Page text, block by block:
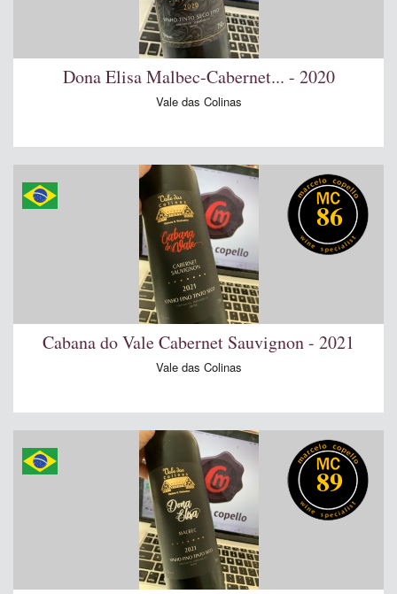
Dona Elisa Malbec-Cabernet... - 2020
Vale das Colinas
86
Cabana do Vale Cabernet Sauvignon - 2021
Vale das Colinas
89